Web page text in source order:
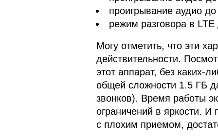
проигрывание аудио
режим разговора в
Могу отметить, что эти
действительности.
этот аппарат, без каких-
общей сложности 1.5 ГБ
звонков). Время работы
ограничений в яркости.
с плохим приемом,